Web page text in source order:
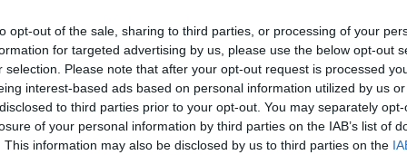
opt-out of the sale, sharing to third parties, or processing of your
for targeted advertising by us, please use the below opt-out
selection. Please note that after your opt-out request is processed
interest-based ads based on personal information utilized by us
to third parties prior to your opt-out. You may separately
of your personal information by third parties on the IAB’s list of
This information may also be disclosed by us to third parties on the
€ 519 9 €
2021 € 15.659 —
— — —